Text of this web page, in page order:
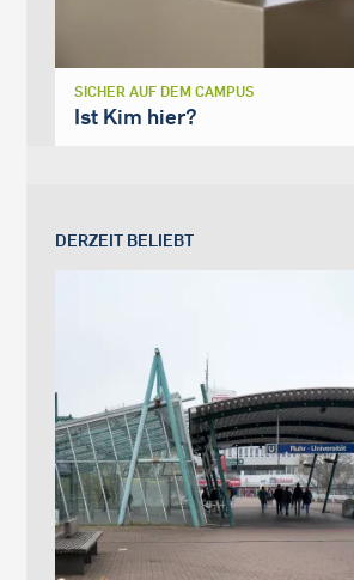
SICHER AUF DEM CAMPUS
Ist Kim hier?
DERZEIT BELIEBT